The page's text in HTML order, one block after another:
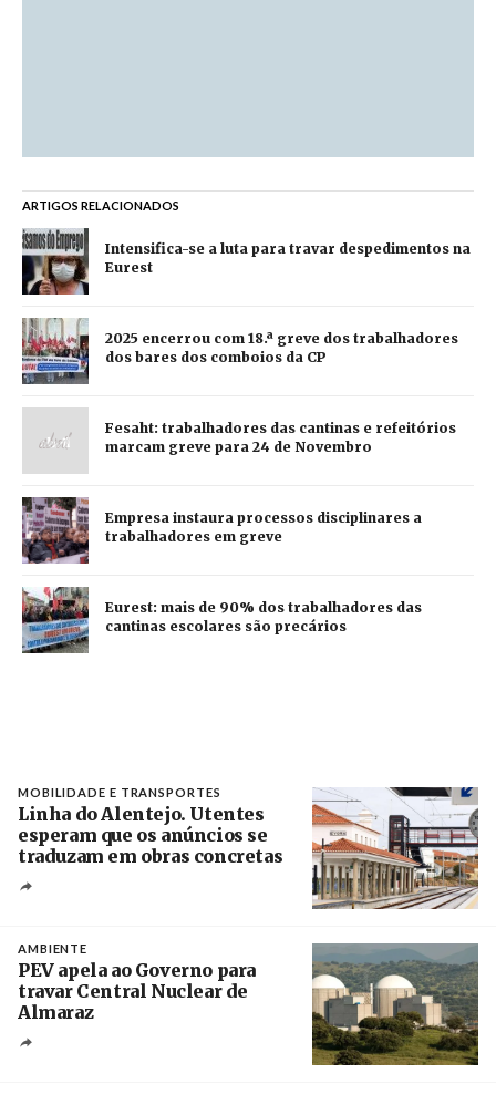
ARTIGOS RELACIONADOS
Intensifica-se a luta para travar despedimentos na
Eurest
2025 encerrou com 18.ª greve dos trabalhadores
dos bares dos comboios da CP
Fesaht: trabalhadores das cantinas e refeitórios
marcam greve para 24 de Novembro
Empresa instaura processos disciplinares a
trabalhadores em greve
Eurest: mais de 90% dos trabalhadores das
cantinas escolares são precários
MOBILIDADE E TRANSPORTES
Linha do Alentejo. Utentes
esperam que os anúncios se
traduzam em obras concretas
AMBIENTE
PEV apela ao Governo para
travar Central Nuclear de
Almaraz